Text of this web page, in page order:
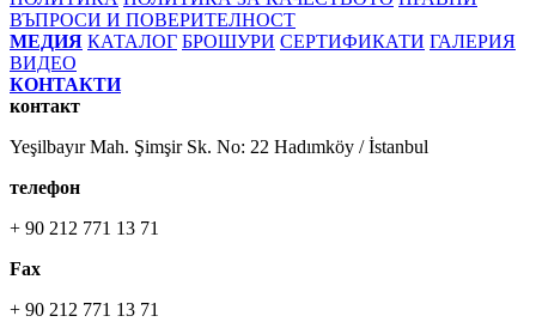
ВЪПРОСИ И ПОВЕРИТЕЛНОСТ
МЕДИЯ КАТАЛОГ БРОШУРИ СЕРТИФИКАТИ ГАЛЕРИЯ
ВИДЕО
КОНТАКТИ
контакт
Yeşilbayır Mah. Şimşir Sk. No: 22 Hadımköy / İstanbul
телефон
+ 90 212 771 13 71
Fax
+ 90 212 771 13 71